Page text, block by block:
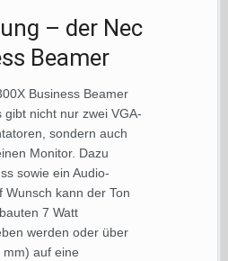
– der Nec
Beamer
Business Beamer
nicht nur zwei VGA-
sondern auch
Monitor. Dazu
sowie ein Audio-
Wunsch kann der Ton
7 Watt
werden oder über
auf eine